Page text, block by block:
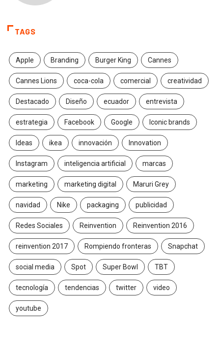
TAGS
Apple Branding Burger King Cannes
Cannes Lions coca-cola comercial creatividad
Destacado Diseño ecuador entrevista
estrategia Facebook Google Iconic brands
Ideas ikea innovación Innovation
Instagram inteligencia artificial marcas
marketing marketing digital Maruri Grey
navidad Nike packaging publicidad
Redes Sociales Reinvention Reinvention 2016
reinvention 2017 Rompiendo fronteras Snapchat
social media Spot Super Bowl TBT
tecnología tendencias twitter video
youtube